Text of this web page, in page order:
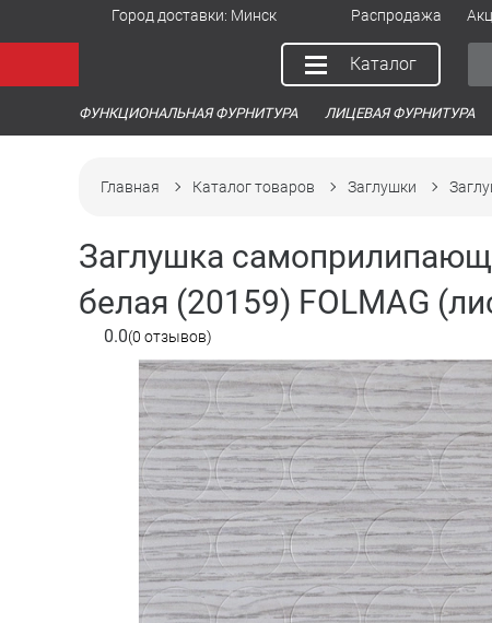
Город доставки: Минск Распродажа
Каталог
ФУНКЦИОНАЛЬНАЯ ФУРНИТУРА ЛИЦЕВАЯ ФУРНИТУРА
Главная Каталог товаров Заглушки
Заглушка
белая (20159) FOLMAG
0.0(0 отзывов)